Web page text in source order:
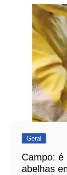
Geral
Campo: é
abelhas